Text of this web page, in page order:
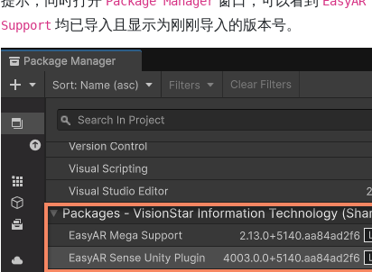
Support 均已导入且显示为刚刚导入的版本号。